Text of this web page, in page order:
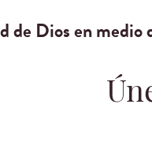
de Dios en medio